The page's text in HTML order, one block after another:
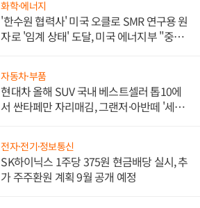
화학·에너지
'한수원 협력사' 미국 오클로 SMR 연구용 원
자로 '임계 상태' 도달, 미국 에너지부 "중요
자동차·부품
현대차 올해 SUV 국내 베스트셀러 톱10에
서 싼타페만 자리매김, 그랜저·아반떼 '세단
전자·전기·정보통신
SK하이닉스 1주당 375원 현금배당 실시, 추
가 주주환원 계획 9월 공개 예정